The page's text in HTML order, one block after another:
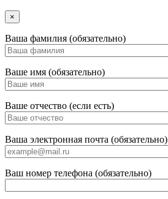
×
Ваша фамилия (обязательно)
Ваше имя (обязательно)
Ваше отчество (если есть)
Ваша электронная почта (обязательно)
Ваш номер телефона (обязательно)